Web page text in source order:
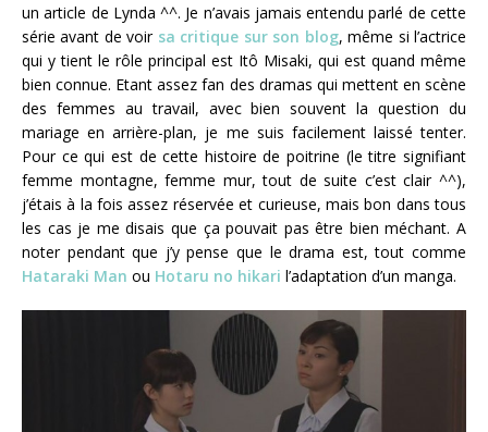
un article de Lynda ^^. Je n’avais jamais entendu parlé de cette
série avant de voir sa critique sur son blog, même si l’actrice
qui y tient le rôle principal est Itô Misaki, qui est quand même
bien connue. Etant assez fan des dramas qui mettent en scène
des femmes au travail, avec bien souvent la question du
mariage en arrière-plan, je me suis facilement laissé tenter.
Pour ce qui est de cette histoire de poitrine (le titre signifiant
femme montagne, femme mur, tout de suite c’est clair ^^),
j’étais à la fois assez réservée et curieuse, mais bon dans tous
les cas je me disais que ça pouvait pas être bien méchant. A
noter pendant que j’y pense que le drama est, tout comme
Hataraki Man ou Hotaru no hikari l’adaptation d’un manga.